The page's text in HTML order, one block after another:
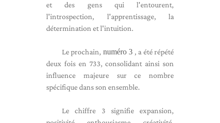
et des gens qui l'entourent,
l'introspection, l'apprentissage, la
détermination et l'intuition.
Le prochain, numéro 3 , a été répété
deux fois en 733, consolidant ainsi son
influence majeure sur ce nombre
spécifique dans son ensemble.
Le chiffre 3 signifie expansion,